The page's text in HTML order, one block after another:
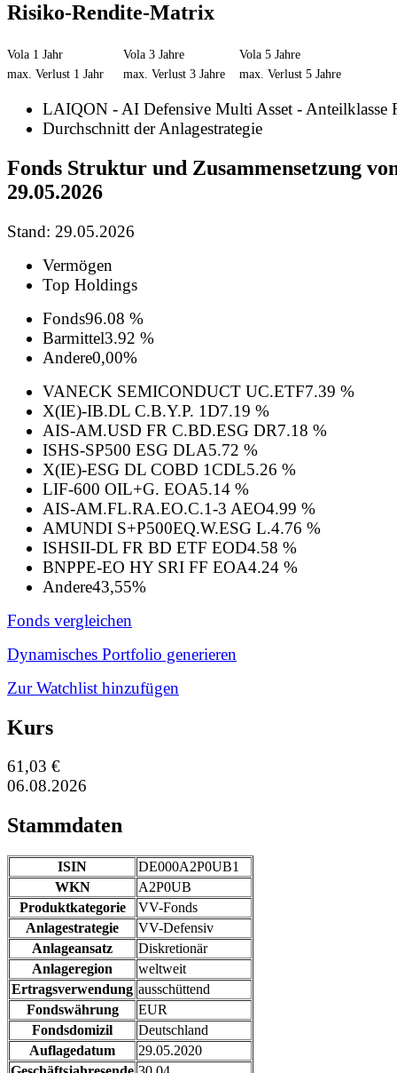
Risiko-Rendite-Matrix
Vola 1 Jahr Vola 3 Jahre
Vola 5 Jahre
max. Verlust 1 Jahr
max. Verlust 3 Jahre max. Verlust 5 Jahre
LAIQON - AI Defensive Multi Asset - Anteilklasse
Durchschnitt der Anlagestrategie
Fonds Struktur und Zusammensetzung
29.05.2026
Stand: 29.05.2026
Vermögen
Top Holdings
Fonds96.08 %
Barmittel3.92 %
Andere0,00%
VANECK SEMICONDUCT UC.ETF7.39 %
X(IE)-IB.DL C.B.Y.P. 1D7.19 %
AIS-AM.USD FR C.BD.ESG DR7.18 %
ISHS-SP500 ESG DLA5.72 %
X(IE)-ESG DL COBD 1CDL5.26 %
LIF-600 OIL+G. EOA5.14 %
AIS-AM.FL.RA.EO.C.1-3 AEO4.99 %
AMUNDI S+P500EQ.W.ESG L.4.76 %
ISHSII-DL FR BD ETF EOD4.58 %
BNPPE-EO HY SRI FF EOA4.24 %
Andere43,55%
Fonds vergleichen
Dynamisches Portfolio generieren
Zur Watchlist hinzufügen
Kurs
61,03 €
06.08.2026
Stammdaten
ISIN
DE000A2P0UB1
WKN
A2P0UB
Produktkategorie
VV-Fonds
Anlagestrategie
VV-Defensiv
Anlageansatz
Diskretionär
Anlageregion
weltweit
Ertragsverwendung ausschüttend
Fondswährung
EUR
Fondsdomizil
Deutschland
Auflagedatum
29.05.2020